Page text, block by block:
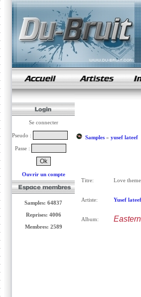
samples de rap
Se connecter
Pseudo :
Passe :
Ouvrir un compte
Samples: 64837
Reprises: 4006
Membres: 2589
Samples» yusef lateef
Titre: Love
Artiste: Yusef lateef
Album: